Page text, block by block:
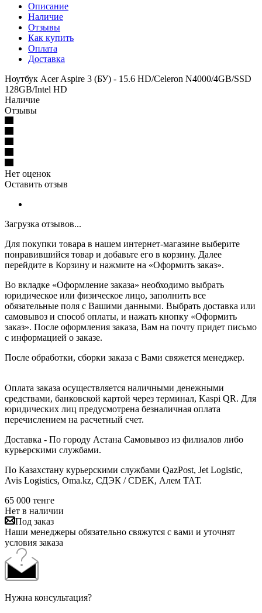
Описание
Наличие
Отзывы
Как купить
Оплата
Доставка
Ноутбук Acer Aspire 3 (БУ) - 15.6 HD/Celeron N4000/4GB/SSD
128GB/Intel HD
Наличие
Отзывы
Нет оценок
Оставить отзыв
Загрузка отзывов...
Для покупки товара в нашем интернет-магазине выберите
понравившийся товар и добавьте его в корзину. Далее
перейдите в Корзину и нажмите на «Оформить заказ».
Во вкладке «Оформление заказа» необходимо выбрать
юридическое или физическое лицо, заполнить все
обязательные поля с Вашими данными. Выбрать доставка или
самовывоз и способ оплаты, и нажать кнопку «Оформить
заказ». После оформления заказа, Вам на почту придет письмо
с информацией о заказе.
После обработки, сборки заказа с Вами свяжется менеджер.
Оплата заказа осуществляется наличными денежными
средствами, банковской картой через терминал, Kaspi QR. Для
юридических лиц предусмотрена безналичная оплата
перечислением на расчетный счет.
Доставка - По городу Астана Самовывоз из филиалов либо
курьерскими службами.
По Казахстану курьерскими службами QazPost, Jet Logistic,
Avis Logistics, Oma.kz, СДЭК / CDEK, Алем ТАТ.
65 000 тенге
Нет в наличии
Под заказ
Наши менеджеры обязательно свяжутся с вами и уточнят
условия заказа
Нужна консультация?